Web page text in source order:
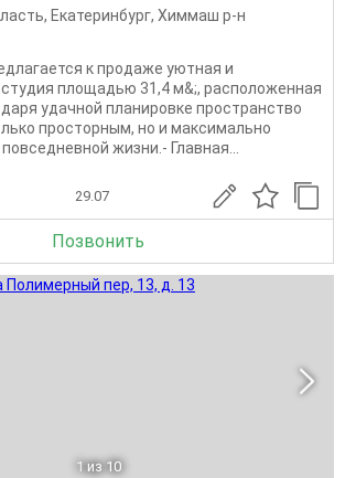
, Екатеринбург, Химмаш р-н
к продаже уютная и
площадью 31,4 м&;, расположенная
удачной планировке пространство
просторным, но и максимально
жизни.- Главная...
29.07
Позвонить
1 из 10